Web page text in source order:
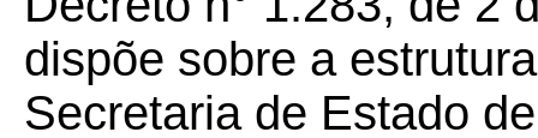
dispõe sobre a
Secretaria de Estado